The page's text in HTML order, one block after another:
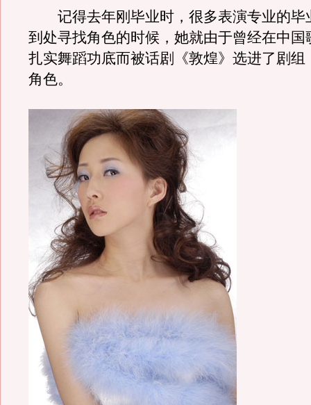
记得去年刚毕业时，很多表演专业的毕
到处寻找角色的时候，她就由于曾经在中国
扎实舞蹈功底而被话剧《敦煌》选进了剧组
角色。